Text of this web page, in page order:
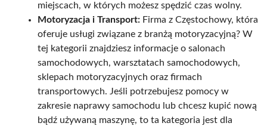
miejscach, w których możesz spędzić czas wolny.
Motoryzacja i Transport: Firma z Częstochowy, która
oferuje usługi związane z branżą motoryzacyjną? W
tej kategorii znajdziesz informacje o salonach
samochodowych, warsztatach samochodowych,
sklepach motoryzacyjnych oraz firmach
transportowych. Jeśli potrzebujesz pomocy w
zakresie naprawy samochodu lub chcesz kupić nową
bądź używaną maszynę, to ta kategoria jest dla